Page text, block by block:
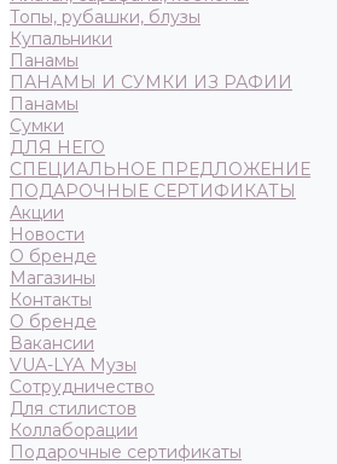
Топы, рубашки, блузы
Купальники
Панамы
ПАНАМЫ И СУМКИ ИЗ РАФИИ
Панамы
Сумки
ДЛЯ НЕГО
СПЕЦИАЛЬНОЕ ПРЕДЛОЖЕНИЕ
ПОДАРОЧНЫЕ СЕРТИФИКАТЫ
Акции
Новости
О бренде
Магазины
Контакты
О бренде
Вакансии
VUA-LYA Музы
Сотрудничество
Для стилистов
Коллаборации
Подарочные сертификаты